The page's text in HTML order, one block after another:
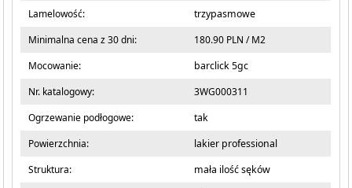
Lamelowość:
trzypasmowe
Minimalna cena z 30 dni:
180.90 PLN / M2
Mocowanie:
barclick 5gc
Nr. katalogowy:
3WG000311
Ogrzewanie podłogowe:
tak
Powierzchnia:
lakier professional
Struktura:
mała ilość sęków